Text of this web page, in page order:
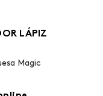
LÁPIZ
Magic